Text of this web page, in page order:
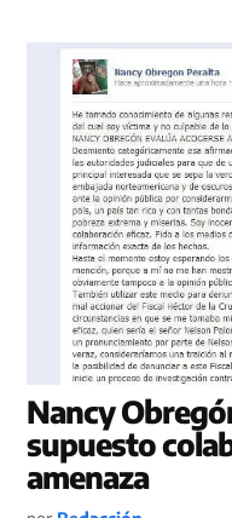
Nancy
supuesto
amenaza